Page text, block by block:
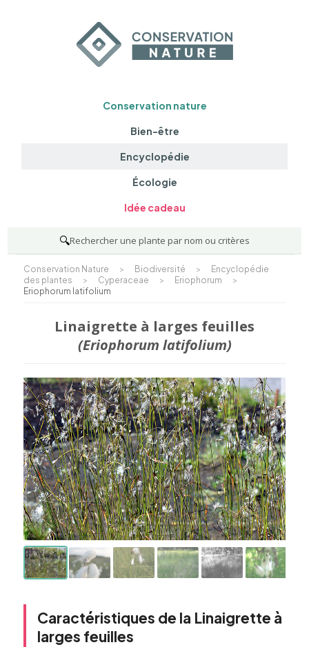
Conservation nature
Bien-être
Encyclopédie
Écologie
Idée cadeau
🔍Rechercher une plante par nom ou critères
Conservation Nature > Biodiversité >
Encyclopédie
des plantes
> Cyperaceae > Eriophorum
>
Eriophorum latifolium
Linaigrette à larges feuilles
(Eriophorum latifolium)
Caractéristiques de la Linaigrette à
larges feuilles